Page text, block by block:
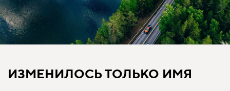
ИЗМЕНИЛОСЬ ТОЛЬКО ИМЯ